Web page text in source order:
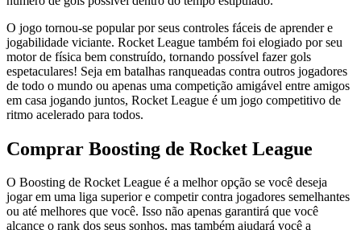
O jogo tornou-se popular por seus controles fáceis de aprender e
jogabilidade viciante. Rocket League também foi elogiado por seu
motor de física bem construído, tornando possível fazer gols
espetaculares! Seja em batalhas ranqueadas contra outros jogadores
de todo o mundo ou apenas uma competição amigável entre amigos
em casa jogando juntos, Rocket League é um jogo competitivo de
ritmo acelerado para todos.
Comprar Boosting de Rocket League
O Boosting de Rocket League é a melhor opção se você deseja
jogar em uma liga superior e competir contra jogadores semelhantes
ou até melhores que você. Isso não apenas garantirá que você
alcance o rank dos seus sonhos, mas também ajudará você a